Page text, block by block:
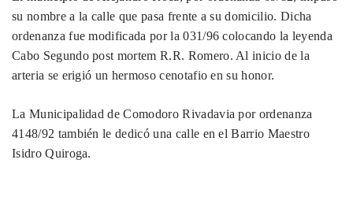
su nombre a la calle que pasa frente a su domicilio. Dicha
ordenanza fue modificada por la 031/96 colocando la leyenda
Cabo Segundo post mortem R.R. Romero. Al inicio de la
arteria se erigió un hermoso cenotafio en su honor.
La Municipalidad de Comodoro Rivadavia por ordenanza
4148/92 también le dedicó una calle en el Barrio Maestro
Isidro Quiroga.